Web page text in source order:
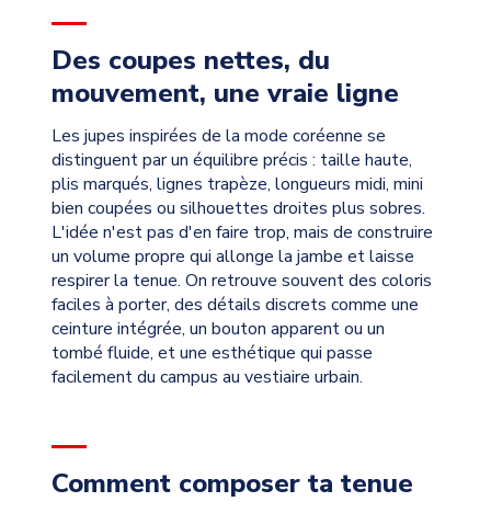
Des coupes nettes, du
mouvement, une vraie ligne
Les jupes inspirées de la mode coréenne se
distinguent par un équilibre précis : taille haute,
plis marqués, lignes trapèze, longueurs midi, mini
bien coupées ou silhouettes droites plus sobres.
L'idée n'est pas d'en faire trop, mais de construire
un volume propre qui allonge la jambe et laisse
respirer la tenue. On retrouve souvent des coloris
faciles à porter, des détails discrets comme une
ceinture intégrée, un bouton apparent ou un
tombé fluide, et une esthétique qui passe
facilement du campus au vestiaire urbain.
Comment composer ta tenue